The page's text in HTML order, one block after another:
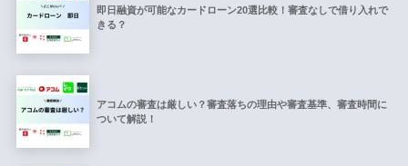
即日融資が可能なカードローン20選比較！審査なしで借り入れで
きる？
アコムの審査は厳しい？審査落ちの理由や審査基準、審査時間に
ついて解説！